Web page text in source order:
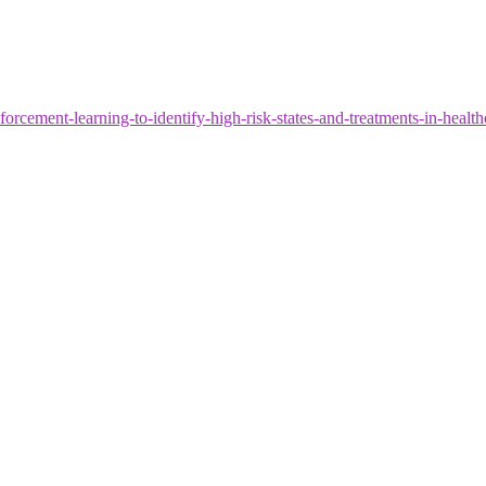
learning-to-identify-high-risk-states-and-treatments-in-